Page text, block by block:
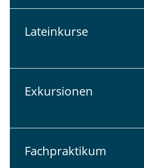
La­tein­kur­se
Ex­kur­sio­nen
Fach­prak­ti­kum